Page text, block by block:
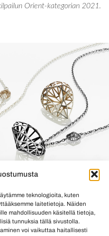
teknologioita, kuten
laitetietoja. Näiden
mahdollisuuden käsitellä tietoja,
tunnuksia tällä sivustolla.
voi vaikuttaa haitallisesti
Orient-kategorian 2021.
palkittiin Vuoden koru 2021 -
tekemistään koruistaan
johon